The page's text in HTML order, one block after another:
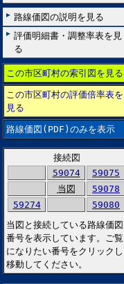
路線価図の説明を見る
評価明細書・調整率表を見
る
この市区町村の索引図を見る
この市区町村の評価倍率表を
見る
路線価図(PDF)のみを表示
接続図
59074
59075
当図
59078
59274
59080
当図と接続している路線価図
番号を表示しています。ご覧
になりたい番号をクリックし
移動してください。